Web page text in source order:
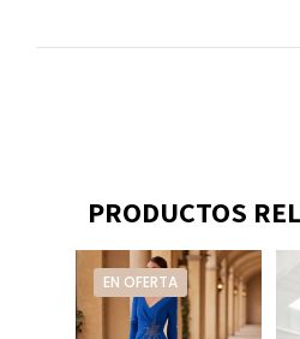
PRODUCTOS
EN OFERTA